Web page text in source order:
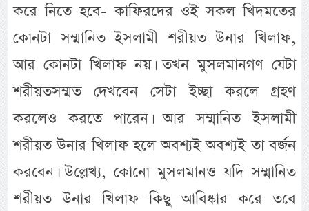
করে নিতে হবে- কাফিরদের ওই সকল খিদমতের
কোনটা সম্মানিত ইসলামী শরীয়ত উনার খিলাফ,
আর কোনটা খিলাফ নয়। তখন মুসলমানগণ যেটা
শরীয়তসম্মত দেখবেন সেটা ইচ্ছা করলে গ্রহণ
করলেও করতে পারেন। আর সম্মানিত ইসলামী
শরীয়ত উনার খিলাফ হলে অবশ্যই অবশ্যই তা বর্জন
করবেন। উল্লেখ্য, কোনো মুসলমানও যদি সম্মানিত
শরীয়ত উনার খিলাফ কিছু আবিষ্কার করে তবে